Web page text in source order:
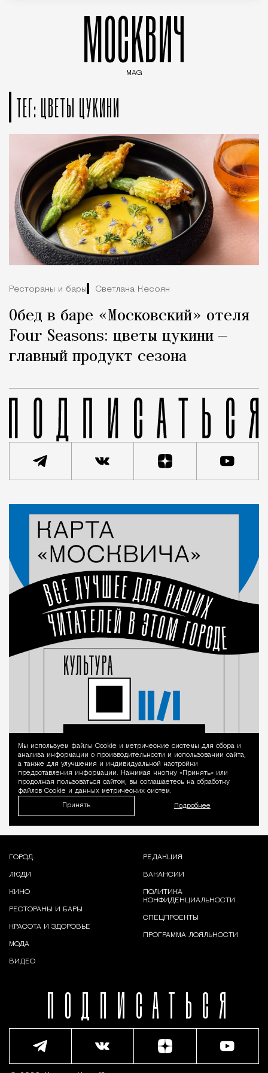
МОСКВИЧ
MAG
ТЕГ: ЦВЕТЫ ЦУКИНИ
Рестораны и бары Светлана Кесоян
Обед в баре «Московский» отеля
Four Seasons: цветы цукини —
главный продукт сезона
Уведомление
Мы используем файлы Сookie и метрические системы для сбора и
анализа информации о производительности и использовании сайта,
а также для улучшения и индивидуальной настройки
предоставления информации. Нажимая кнопку «Принять» или
продолжая пользоваться сайтом, вы соглашаетесь на обработку
файлов Cookie и данных метрических систем.
Принять Подробнее
ПОДПИСАТЬСЯ
ГОРОД
ЛЮДИ
КИНО
РЕСТОРАНЫ И БАРЫ
КРАСОТА И ЗДОРОВЬЕ
МОДА
ВИДЕО
РЕДАКЦИЯ
ВАКАНСИИ
ПОЛИТИКА
КОНФИДЕНЦИАЛЬНОСТИ
СПЕЦПРОЕКТЫ
ПРОГРАММА ЛОЯЛЬНОСТИ